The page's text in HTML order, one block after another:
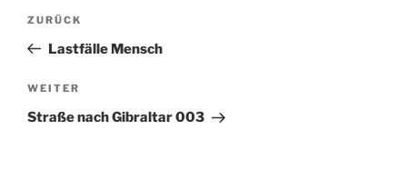
Beitragsnavigation
Vorheriger
Beitrag
ZURÜCK
Lastfälle Mensch
Nächster
Beitrag
WEITER
Straße nach Gibraltar 003